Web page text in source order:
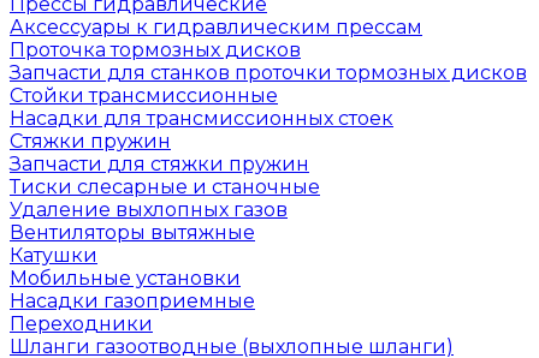
Аксессуары к гидравлическим прессам
Проточка тормозных дисков
Запчасти для станков проточки тормозных дисков
Стойки трансмиссионные
Насадки для трансмиссионных стоек
Стяжки пружин
Запчасти для стяжки пружин
Тиски слесарные и станочные
Удаление выхлопных газов
Вентиляторы вытяжные
Катушки
Мобильные установки
Насадки газоприемные
Переходники
Шланги газоотводные (выхлопные шланги)